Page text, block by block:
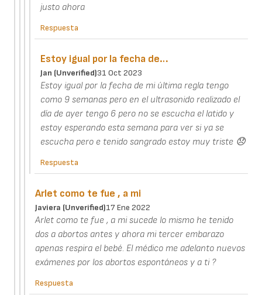
justo ahora
Respuesta
Estoy igual por la fecha de…
Jan (unverified)31 Oct 2023
Estoy igual por la fecha de mi última regla tengo
como 9 semanas pero en el ultrasonido realizado el
día de ayer tengo 6 pero no se escucha el latido y
estoy esperando esta semana para ver si ya se
escucha pero e tenido sangrado estoy muy triste 😞
Respuesta
Arlet como te fue , a mi
Javiera (unverified)17 Ene 2022
Arlet como te fue , a mi sucede lo mismo he tenido
dos a abortos antes y ahora mi tercer embarazo
apenas respira el bebé. El médico me adelanto nuevos
exámenes por los abortos espontáneos y a ti ?
Respuesta